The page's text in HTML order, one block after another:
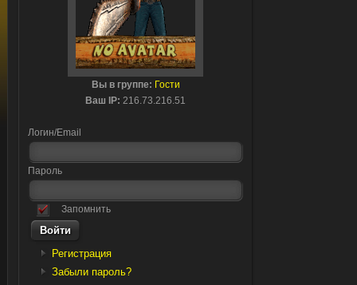
Вы в группе: Гости
Ваш IP: 216.73.216.51
Логин/Email
Пароль
Запомнить
Регистрация
Забыли пароль?